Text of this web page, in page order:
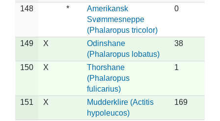
148 *
Amerikansk
Svømmesneppe
(Phalaropus tricolor)
0
149 X
Odinshane
(Phalaropus lobatus)
38
150 X
Thorshane
(Phalaropus
fulicarius)
1
151 X
Mudderklire (Actitis
hypoleucos)
169